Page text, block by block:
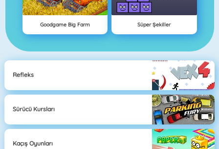
Goodgame Big Farm Süper Şekiller
Refleks
Sürücü Kursları
Kaçış Oyunları